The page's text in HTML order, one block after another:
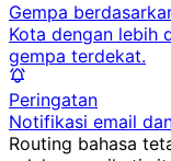
Gempa
Kota dengan lebih
gempa terdekat.
Peringatan
Notifikasi email
Routing bahasa